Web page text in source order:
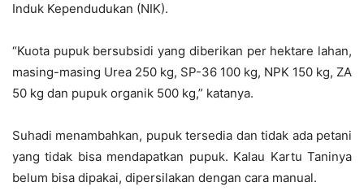
Induk Kependudukan (NIK).
“Kuota pupuk bersubsidi yang diberikan per hektare lahan,
masing-masing Urea 250 kg, SP-36 100 kg, NPK 150 kg, ZA
50 kg dan pupuk organik 500 kg,” katanya.
Suhadi menambahkan, pupuk tersedia dan tidak ada petani
yang tidak bisa mendapatkan pupuk. Kalau Kartu Taninya
belum bisa dipakai, dipersilakan dengan cara manual.